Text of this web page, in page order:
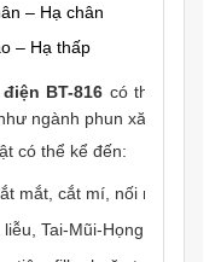
– Hạ chân
– Hạ thấp
BT-816 có thể linh
ngành phun xăm thẩm
có thể kể đến:
mắt, cắt mí, nối mi…
liễu, Tai-Mũi-Họng, nha